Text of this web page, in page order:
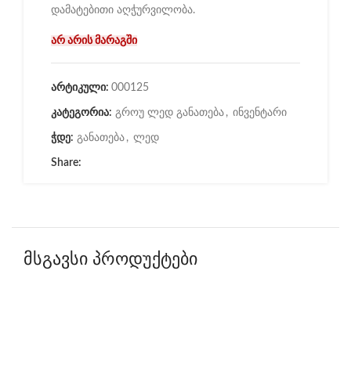
დამატებითი აღჭურვილობა.
არ არის მარაგში
არტიკული: 000125
კატეგორია: გროუ ლედ განათება , ინვენტარი
ჭდე: განათება , ლედ
Share:
მსგავსი პროდუქტები